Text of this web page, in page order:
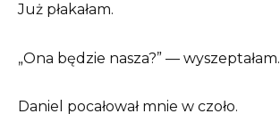
Już płakałam.
„Ona będzie nasza?” — wyszeptałam.
Daniel pocałował mnie w czoło.